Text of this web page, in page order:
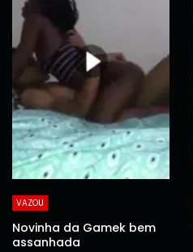
VAZOU
Novinha da Gamek bem
assanhada